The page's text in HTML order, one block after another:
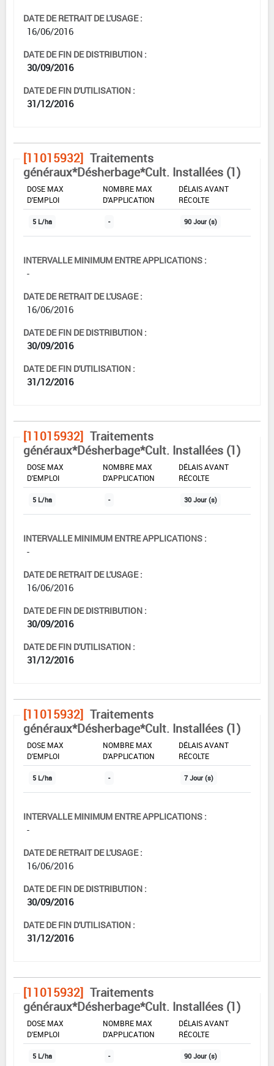
DATE DE RETRAIT DE L'USAGE :
16/06/2016
DATE DE FIN DE DISTRIBUTION :
30/09/2016
DATE DE FIN D'UTILISATION :
31/12/2016
[11015932] Traitements
généraux*Désherbage*Cult. Installées (1)
DOSE MAX
D'EMPLOI
NOMBRE MAX
D'APPLICATION
DÉLAIS AVANT
RÉCOLTE
5 L/ha - 90 Jour (s)
INTERVALLE MINIMUM ENTRE APPLICATIONS :
-
DATE DE RETRAIT DE L'USAGE :
16/06/2016
DATE DE FIN DE DISTRIBUTION :
30/09/2016
DATE DE FIN D'UTILISATION :
31/12/2016
[11015932] Traitements
généraux*Désherbage*Cult. Installées (1)
DOSE MAX
D'EMPLOI
NOMBRE MAX
D'APPLICATION
DÉLAIS AVANT
RÉCOLTE
5 L/ha - 30 Jour (s)
INTERVALLE MINIMUM ENTRE APPLICATIONS :
-
DATE DE RETRAIT DE L'USAGE :
16/06/2016
DATE DE FIN DE DISTRIBUTION :
30/09/2016
DATE DE FIN D'UTILISATION :
31/12/2016
[11015932] Traitements
généraux*Désherbage*Cult. Installées (1)
DOSE MAX
D'EMPLOI
NOMBRE MAX
D'APPLICATION
DÉLAIS AVANT
RÉCOLTE
5 L/ha - 7 Jour (s)
INTERVALLE MINIMUM ENTRE APPLICATIONS :
-
DATE DE RETRAIT DE L'USAGE :
16/06/2016
DATE DE FIN DE DISTRIBUTION :
30/09/2016
DATE DE FIN D'UTILISATION :
31/12/2016
[11015932] Traitements
généraux*Désherbage*Cult. Installées (1)
DOSE MAX
D'EMPLOI
NOMBRE MAX
D'APPLICATION
DÉLAIS AVANT
RÉCOLTE
5 L/ha - 90 Jour (s)